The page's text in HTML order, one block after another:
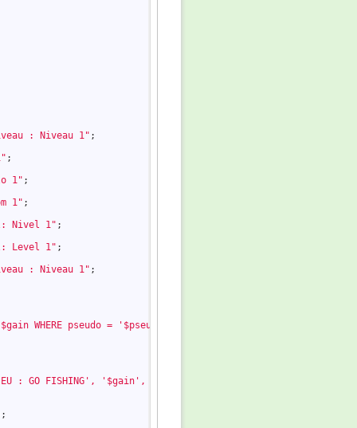
: Niveau 1" ;
;
1" ;
1" ;
Nivel 1" ;
Level 1" ;
: Niveau 1" ;
WHERE pseudo = '$pseudo'"
: GO FISHING', '$gain', '$datejour', '$dateheure',